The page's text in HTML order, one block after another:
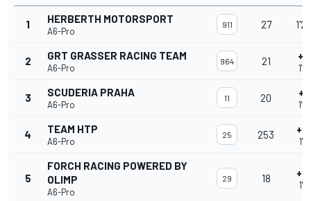
1 HERBERTH MOTORSPORT
A6-Pro
911 27
2 GRT GRASSER RACING TEAM
A6-Pro
964 21
3 SCUDERIA PRAHA
A6-Pro
11 20
4 TEAM HTP
A6-Pro
25 253
5
FORCH RACING POWERED BY
OLIMP
A6-Pro
29 18